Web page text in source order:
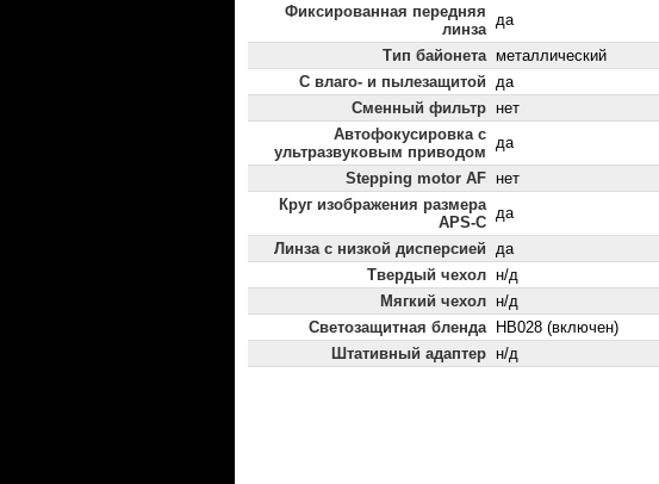
Фиксированная передняя
линза
да
Тип байонета металлический
С влаго- и пылезащитой да
Сменный фильтр нет
Автофокусировка с
ультразвуковым приводом
да
Stepping motor AF нет
Круг изображения размера
APS-C
да
Линза с низкой дисперсией да
Твердый чехол н/д
Мягкий чехол н/д
Светозащитная бленда
HB028 (включен)
Штативный адаптер н/д